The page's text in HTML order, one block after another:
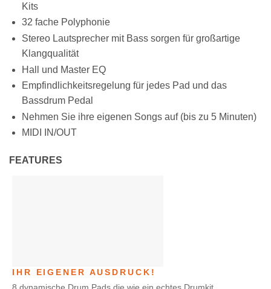
Kits
32 fache Polyphonie
Stereo Lautsprecher mit Bass sorgen für großartige
Klangqualität
Hall und Master EQ
Empfindlichkeitsregelung für jedes Pad und das
Bassdrum Pedal
Nehmen Sie ihre eigenen Songs auf (bis zu 5 Minuten)
MIDI IN/OUT
FEATURES
IHR EIGENER AUSDRUCK!